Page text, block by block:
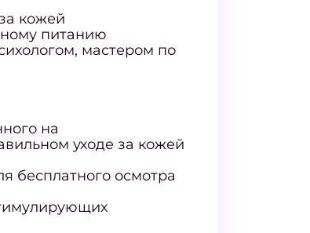
кожей
питанию
мастером по
на
уходе за кожей
бесплатного осмотра